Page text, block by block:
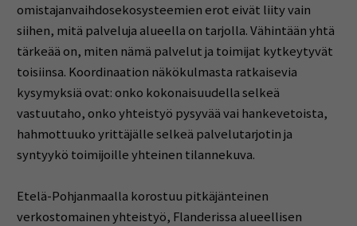
omistajanvaihdosekosysteemien erot eivät liity vain
siihen, mitä palveluja alueella on tarjolla. Vähintään yhtä
tärkeää on, miten nämä palvelut ja toimijat kytkeytyvät
toisiinsa. Koordinaation näkökulmasta ratkaisevia
kysymyksiä ovat: onko kokonaisuudella selkeä
vastuutaho, onko yhteistyö pysyvää vai hankevetoista,
hahmottuuko yrittäjälle selkeä palvelutarjotin ja
syntyykö toimijoille yhteinen tilannekuva.
Etelä-Pohjanmaalla korostuu pitkäjänteinen
verkostomainen yhteistyö, Flanderissa alueellisen